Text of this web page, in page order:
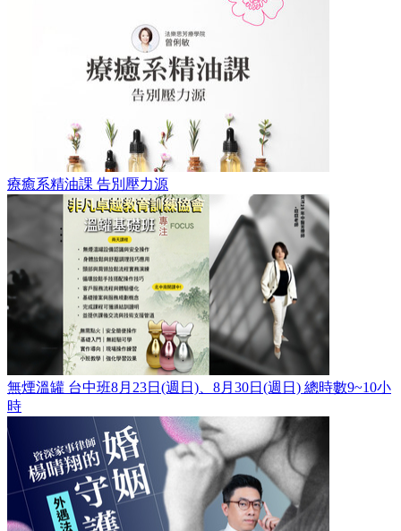
療癒系精油課 告別壓力源
無煙溫罐 台中班8月23日(週日)、8月30日(週日) 總時數9~10小
時